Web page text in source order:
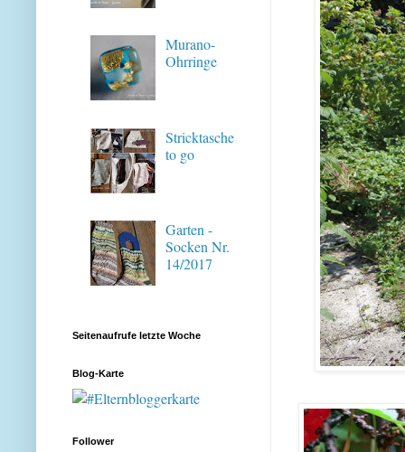
Murano-
Ohrringe
Stricktasche
to go
Garten -
Socken Nr.
14/2017
Seitenaufrufe letzte Woche
Blog-Karte
Follower